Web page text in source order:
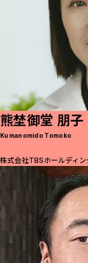
熊埜御堂 朋子
Kumanomido Tomoko
株式会社TBSホールディ